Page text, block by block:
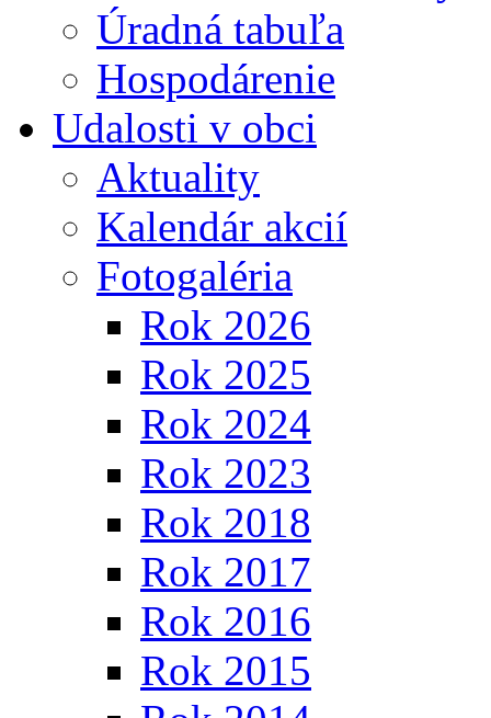
Úradná tabuľa
Hospodárenie
Udalosti v obci
Aktuality
Kalendár akcií
Fotogaléria
Rok 2026
Rok 2025
Rok 2024
Rok 2023
Rok 2018
Rok 2017
Rok 2016
Rok 2015